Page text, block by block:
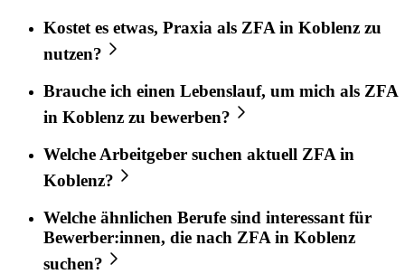
Kostet es etwas, Praxia als ZFAin Koblenz zu
nutzen?
Brauche ich einen Lebenslauf, um mich als ZFA
in Koblenz zu bewerben?
Welche Arbeitgeber suchen aktuell ZFA in
Koblenz?
Welche ähnlichen Berufe sind interessant für
Bewerber:innen, die nach ZFA in Koblenz
suchen?